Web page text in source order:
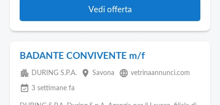
Vedi offerta
BADANTE CONVIVENTE m/f
apartment DURING S.P.A. place Savona language vetrinaannunci.com
event_available 3 settimane fa